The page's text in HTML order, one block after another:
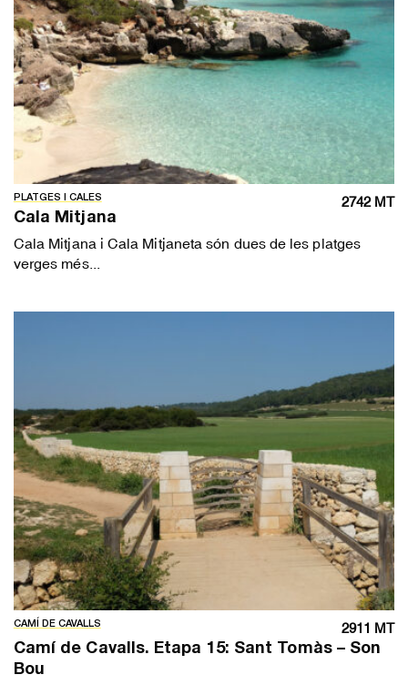
PLATGES I CALES 2742 MT
Cala Mitjana
Cala Mitjana i Cala Mitjaneta són dues de les platges
verges més...
CAMÍ DE CAVALLS 2911 MT
Camí de Cavalls. Etapa 15: Sant Tomàs – Son
Bou